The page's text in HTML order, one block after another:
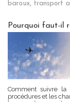
baroux, transport
Pourquoi faut-il
Comment suivre
procédures et les